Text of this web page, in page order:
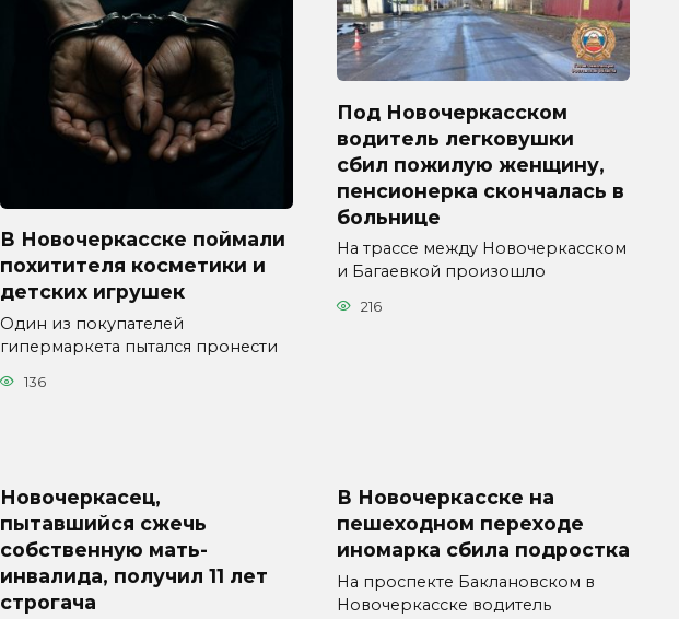
В Новочеркасске поймали
похитителя косметики и
детских игрушек
Один из покупателей
гипермаркета пытался пронести
136
Под Новочеркасском
водитель легковушки
сбил пожилую женщину,
пенсионерка скончалась в
больнице
На трассе между Новочеркасском
и Багаевкой произошло
216
Новочеркасец,
пытавшийся сжечь
собственную мать-
инвалида, получил 11 лет
строгача
В Новочеркасске на
пешеходном переходе
иномарка сбила подростка
На проспекте Баклановском в
Новочеркасске водитель